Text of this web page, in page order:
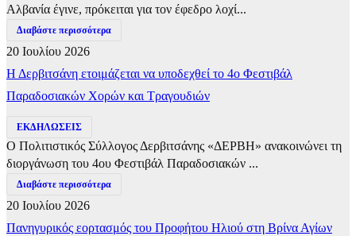
Αλβανία έγινε, πρόκειται για τον έφεδρο λοχί...
Διαβάστε περισσότερα
20 Ιουλίου 2026
Η Δερβιτσάνη ετοιμάζεται να υποδεχθεί το 4ο Φεστιβάλ
Παραδοσιακών Χορών και Τραγουδιών
ΕΚΔΗΛΩΣΕΙΣ
Ο Πολιτιστικός Σύλλογος Δερβιτσάνης «ΔΕΡΒΗ» ανακοινώνει τη
διοργάνωση του 4ου Φεστιβάλ Παραδοσιακών ...
Διαβάστε περισσότερα
20 Ιουλίου 2026
Πανηγυρικός εορτασμός του Προφήτου Ηλιού στη Βρίνα Αγίων